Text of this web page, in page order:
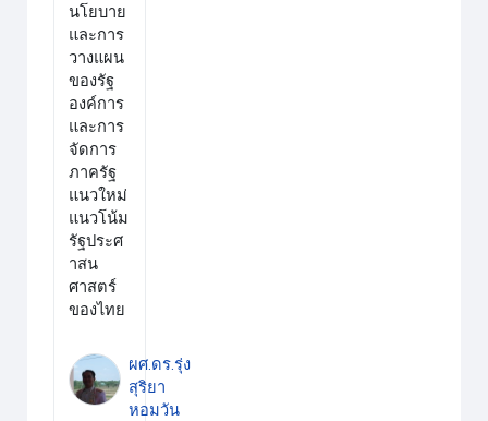
นโยบาย
และการ
วางแผน
ของรัฐ
องค์การ
และการ
จัดการ
ภาครัฐ
แนวใหม่
แนวโน้ม
รัฐประศ
าสน
ศาสตร์
ของไทย
ผศ.ดร.รุ่ง
สุริยา
หอมวัน